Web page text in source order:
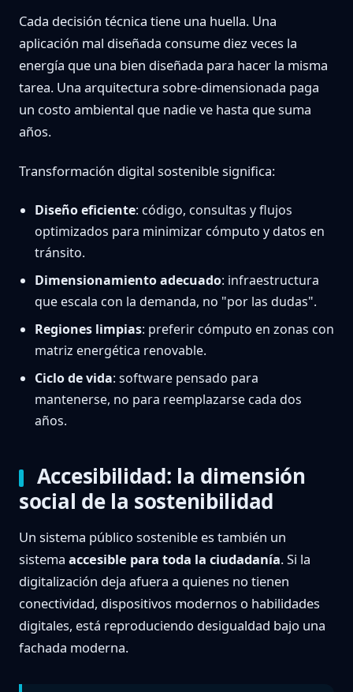
Cada decisión técnica tiene una huella. Una
aplicación mal diseñada consume diez veces la
energía que una bien diseñada para hacer la misma
tarea. Una arquitectura sobre-dimensionada paga
un costo ambiental que nadie ve hasta que suma
años.
Transformación digital sostenible significa:
Diseño eficiente: código, consultas y flujos
optimizados para minimizar cómputo y datos en
tránsito.
Dimensionamiento adecuado: infraestructura
que escala con la demanda, no "por las dudas".
Regiones limpias: preferir cómputo en zonas con
matriz energética renovable.
Ciclo de vida: software pensado para
mantenerse, no para reemplazarse cada dos
años.
Accesibilidad: la dimensión
social de la sostenibilidad
Un sistema público sostenible es también un
sistema accesible para toda la ciudadanía. Si la
digitalización deja afuera a quienes no tienen
conectividad, dispositivos modernos o habilidades
digitales, está reproduciendo desigualdad bajo una
fachada moderna.